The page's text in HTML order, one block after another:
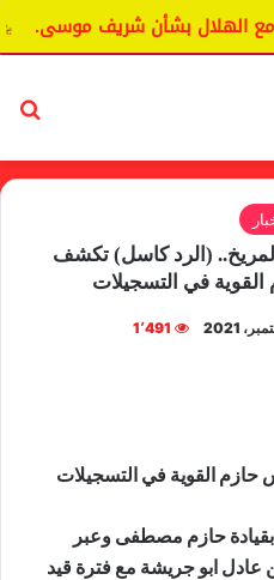
الهلال بشأن شريف موسى.
(الرد كاسل) تكشف
في التسجيلات
1٬491
القوية في التسجيلات
بقيادة حازم مصطفى وعبر
عادل ابو جريشة مع فترة قيد